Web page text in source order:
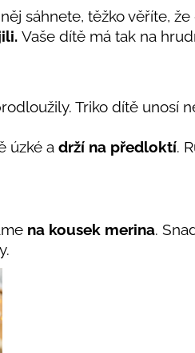
sáhnete, těžko věříte,
Vaše dítě má tak na
Triko dítě unosí
úzké a drží na předloktí.
na kousek merina.